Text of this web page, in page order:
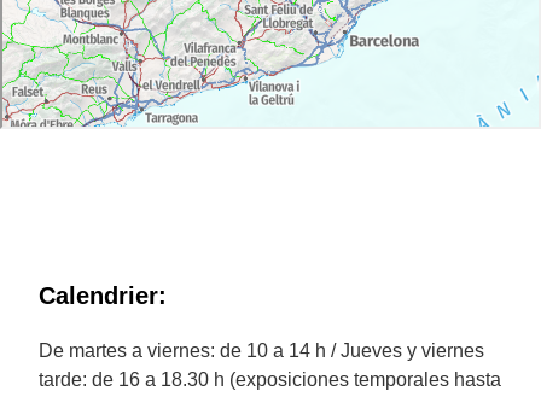
Calendrier:
De martes a viernes: de 10 a 14 h / Jueves y viernes
tarde: de 16 a 18.30 h (exposiciones temporales hasta